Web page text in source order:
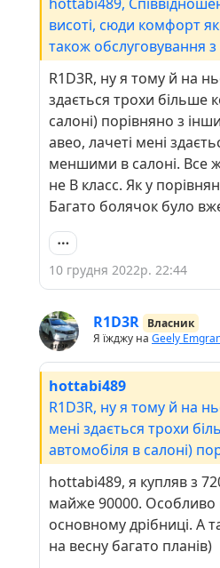
висоті, сюди комфорт
також обслуговування
роблять вирішальний внесок.
планую взагалі. Як на мене бажано брати авто
з двигуном 1.8 і щоб
Рекомендую!
R1D3R, ну я тому й на
здається трохи більше
салоні) порівняно з
авео, лачеті мені
меншими в салоні. Все
не В класс. Як у
Багато болячок було
10 грудня 2022р. 22:44
R1D3R Власник
Я їжджу на Geely
hottabi489
R1D3R, ну я тому й на
мені здається трохи
автомобіля в салоні)
аналогами, ланоси,
всеодно будуть
іншій клас авто, це не В
тим що з салона був?
на 70000?
hottabi489, я купляв з
майже 90000. Особливо
основному дрібниці. А
на весну багато планів)